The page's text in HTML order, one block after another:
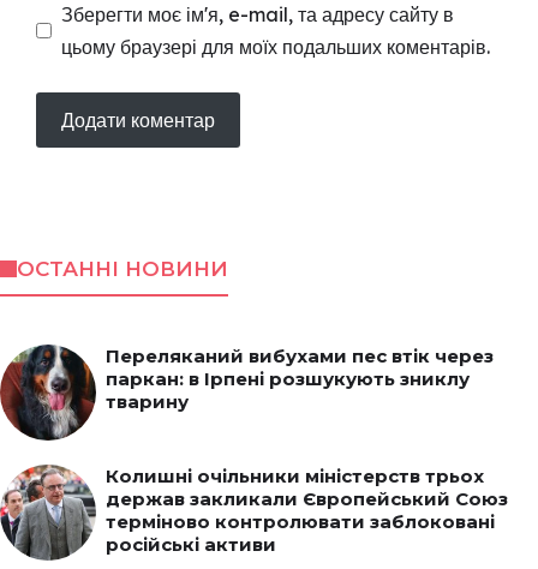
Зберегти моє ім'я, e-mail, та адресу сайту в
цьому браузері для моїх подальших коментарів.
ОСТАННІ НОВИНИ
Переляканий вибухами пес втік через
паркан: в Ірпені розшукують зниклу
тварину
Колишні очільники міністерств трьох
держав закликали Європейський Союз
терміново контролювати заблоковані
російські активи